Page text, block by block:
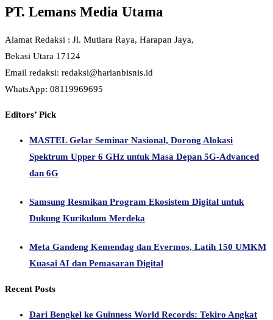
PT. Lemans Media Utama
Alamat Redaksi : Jl. Mutiara Raya, Harapan Jaya,
Bekasi Utara 17124
Email redaksi: redaksi@harianbisnis.id
WhatsApp: 08119969695
Editors’ Pick
MASTEL Gelar Seminar Nasional, Dorong Alokasi
Spektrum Upper 6 GHz untuk Masa Depan 5G-Advanced
dan 6G
Samsung Resmikan Program Ekosistem Digital untuk
Dukung Kurikulum Merdeka
Meta Gandeng Kemendag dan Evermos, Latih 150 UMKM
Kuasai AI dan Pemasaran Digital
Recent Posts
Dari Bengkel ke Guinness World Records: Tekiro Angkat